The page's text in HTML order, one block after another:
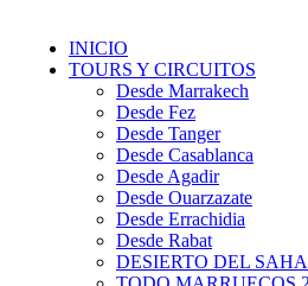
INICIO
TOURS Y CIRCUITOS
Desde Marrakech
Desde Fez
Desde Tanger
Desde Casablanca
Desde Agadir
Desde Ouarzazate
Desde Errachidia
Desde Rabat
DESIERTO DEL